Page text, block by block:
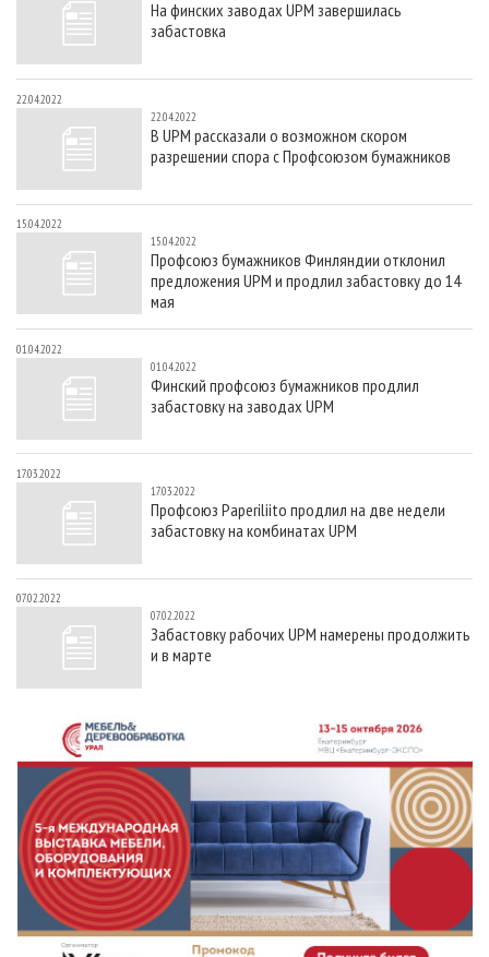
СУШКА ДРЕВЕСИНЫ
ПРОИЗВОДСТВО ДРЕВЕСНЫХ ПЛИТ
ДЕРЕВЯННОЕ ДОМОСТРОЕНИЕ
ПРОИЗВОДСТВО МЕБЕЛИ
БИОЭНЕРГЕТИКА
ЦБП
ИНСТРУМЕНТ И МАТЕРИАЛЫ
ПЕРСОНЫ
МОБИЛЬНЫЕ ВЫСТАВКИ
ПРИОРИТЕТНЫЕ ИНВЕСТПРОЕКТЫ
RUSSIAN FORESTRY REVIEW
ГАЗЕТА ЛЕСПРОМФОРУМ
БИБЛИОТЕКА СПЕЦИАЛИСТА
КОНТАКТЫ
РЕКЛАМА
На финских заводах UPM завершилась
забастовка
22.04.2022
22.04.2022
В UPM рассказали о возможном скором
разрешении спора с Профсоюзом бумажников
15.04.2022
15.04.2022
Профсоюз бумажников Финляндии отклонил
предложения UPM и продлил забастовку до 14
мая
01.04.2022
01.04.2022
Финский профсоюз бумажников продлил
забастовку на заводах UPM
17.03.2022
17.03.2022
Профсоюз Paperiliito продлил на две недели
забастовку на комбинатах UPM
07.02.2022
07.02.2022
Забастовку рабочих UPM намерены продолжить
и в марте